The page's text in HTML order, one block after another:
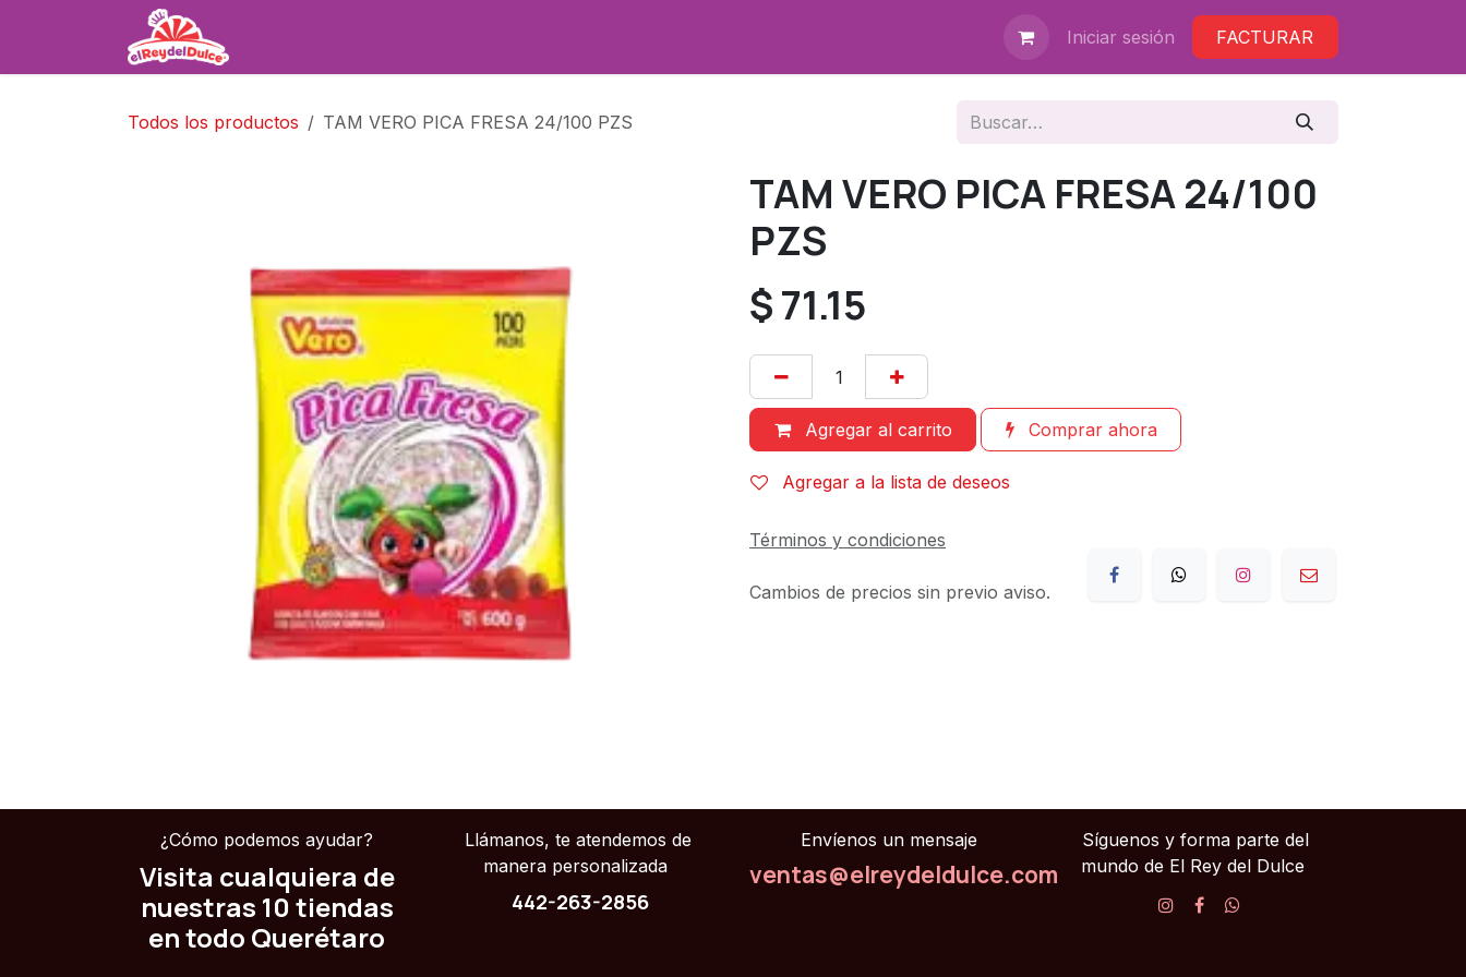
Iniciar sesión FACTURAR
Todos los productos TAM VERO PICA FRESA 24/100 PZS
TAM VERO PICA FRESA 24/100
PZS
$71.15
Agregar al carrito Comprar ahora
Agregar a la lista de deseos
Términos y condiciones
Cambios de precios sin previo aviso.
¿Cómo podemos ayudar?
Visita cualquiera de
nuestras 10 tiendas
en todo Querétaro
Llámanos, te atendemos de
manera personalizada
442-263-2856
Envíenos un mensaje
ventas@elreydeldulce.com
Síguenos y forma parte del
mundo de El Rey del Dulce